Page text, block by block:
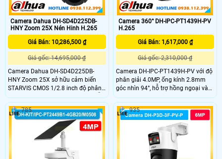
Camera Dahua DH-SD4D225DB-
HNY Zoom 25X Nén Hinh H.265
Giá Bán: 10,286,500 ₫
Giá gốc: 14,695,000 ₫
Camera Dahua DH-SD4D225DB-
HNY Zoom 25X sở hữu cảm biến
STARVIS CMOS 1/2.8 inch độ phân
giải 2MP ghi hình mượt ở 30fps hỗ
trợ zoom quang học 25x cùng zoom
số 16x quan sát chi tiết tầm xa
hồng ngoại đạt 100m chống ngược
sáng WDR 120dB chuẩn bảo vệ
IP66 chống nước bụi và chống sét
6000V hoạt động ổn định ngoài trời
ở nhiệt độ từ âm 40 đến 60 độ C
Camera 360° DH-IPC-PT1439H-PV
H.265
Giá Bán: 1,617,000 ₫
Giá gốc: 2,310,000 ₫
Camera DH-IPC-PT1439H-PV với độ
phân giải 4.0MP, ống kính 2.8mm
góc nhìn 94°, hỗ trợ hồng ngoại và
LED ánh sáng trắng 30m cho hình
ảnh rõ nét cả ngày lẫn đêm. Tích
hợp PTZ xoay ngang 345°, dọc 90°,
báo động chủ động bằng còi hú và
đèn chớp, có mic và đàm thoại 2
chiều.
785 935